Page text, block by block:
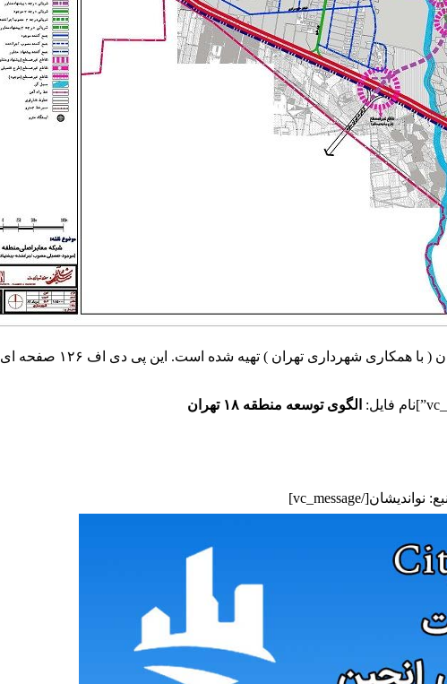
الگوی توسعه منطقه ۱۸ تهران در آبان ماه ۱۳۸۴ توسط مهندسین مشاور آبان ( با همکاری شهرداری تهران ) تهیه شده است. این پی دی اف ۱۲۶ صفحه ای
الگوی توسعه منطقه ۱۸ تهران